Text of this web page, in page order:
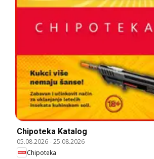
Chipoteka Katalog
05.08.2026-25.08.2026
Chipoteka